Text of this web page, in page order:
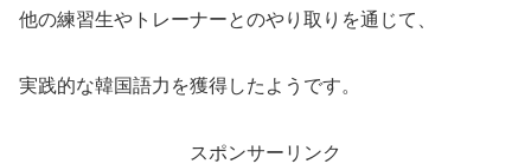
他の練習生やトレーナーとのやり取りを通じて、
実践的な韓国語力を獲得したようです。
スポンサーリンク